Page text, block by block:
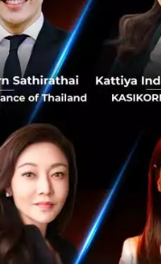
6. ความยั่งยืนได้รับคว
ชัด สังคมจะกดดันและเ
วางแผน การส่งมอบ ก
7. ความก้าวหน้าชนะค
ใหม่ เพื่อที่จะขยายกิจก
8. การแข่งขันด้านเทค
เนื่องจากผู้เล่นต่างหา